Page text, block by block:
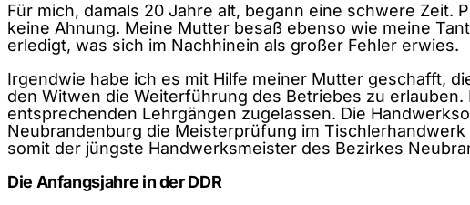
Für mich, damals 20 Jahre alt, begann eine schwere Zeit.
keine Ahnung. Meine Mutter besaß ebenso wie meine
erledigt, was sich im Nachhinein als großer Fehler erwies.
Irgendwie habe ich es mit Hilfe meiner Mutter geschafft,
den Witwen die Weiterführung des Betriebes zu
entsprechenden Lehrgängen zugelassen. Die
Neubrandenburg die Meisterprüfung im
somit der jüngste Handwerksmeister des Bezirkes
Die Anfangsjahre in der DDR